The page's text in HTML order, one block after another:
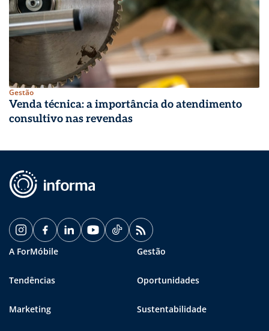
Gestão
Venda técnica: a importância do atendimento
consultivo nas revendas
A ForMóbile Gestão
Tendências Oportunidades
Marketing Sustentabilidade